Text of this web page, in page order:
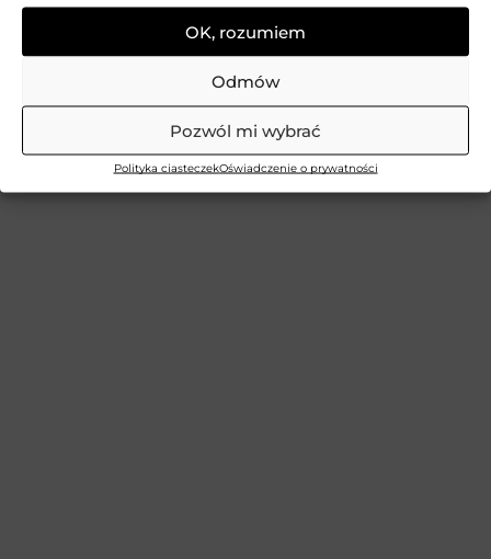
OK, rozumiem
Odmów
Pozwól mi wybrać
Polityka ciasteczekOświadczenie o prywatności